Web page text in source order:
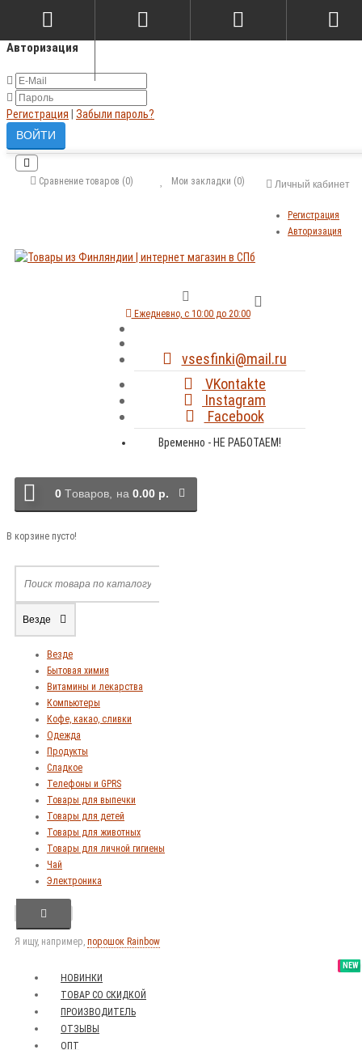
Авторизация
Регистрация Забыли пароль?
Личный кабинет
Регистрация
Авторизация
Мои закладки (0)
Сравнение товаров (0)
Ежедневно, с 10:00 до 20:00
vsesfinki@mail.ru
VKontakte
Instagram
Facebook
Временно - НЕ РАБОТАЕМ!
0 Tоваров, на 0.00 р.
В корзине пусто!
Везде
Везде
Бытовая химия
Витамины и лекарства
Компьютеры
Кофе, какао, сливки
Одежда
Продукты
Сладкое
Телефоны и GPRS
Товары для выпечки
Товары для детей
Товары для животных
Товары для личной гигиены
Чай
Электроника
Я ищу, например, порошок Rainbow
NEW
НОВИНКИ
SALE
ТОВАР СО СКИДКОЙ
NEW
ПРОИЗВОДИТЕЛЬ
NEW
ОТЗЫВЫ
ОПТ